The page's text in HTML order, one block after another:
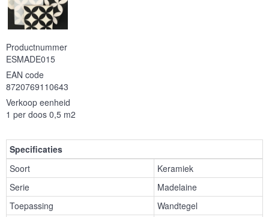
Productnummer
ESMADE015
EAN code
8720769110643
Verkoop eenheid
1 per doos 0,5 m2
Specificaties
Soort
Keramiek
Serie
Madelaine
Toepassing
Wandtegel